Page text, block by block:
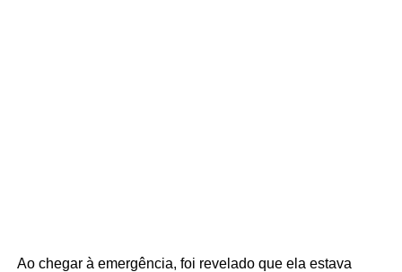
Ao chegar à emergência, foi revelado que ela estava